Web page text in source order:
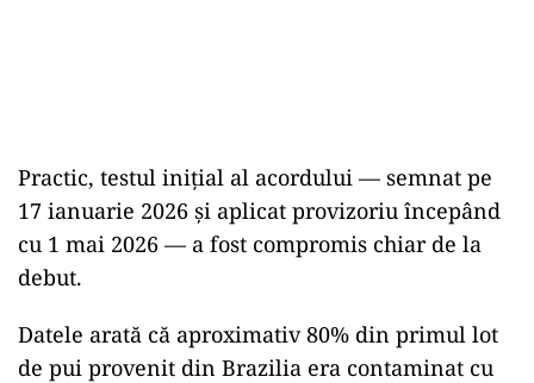
Practic, testul inițial al acordului — semnat pe
17 ianuarie 2026 și aplicat provizoriu începând
cu 1 mai 2026 — a fost compromis chiar de la
debut.
Datele arată că aproximativ 80% din primul lot
de pui provenit din Brazilia era contaminat cu